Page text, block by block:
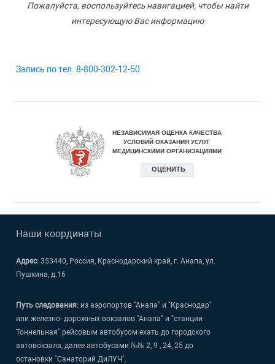
Пожалуйста, воспользуйтесь навигацией, чтобы найти
интересующую Вас информацию
Запись по тел. 8-800-302-12-50
Наши координаты
Адрес:353440, Россия, Краснодарский край, г. Анапа, ул.
Пушкина, д.16
Путь следования: из аэропортов "Анапа" и "Краснодар"
или железно- дорожных вокзалов "Анапа" и "станции
Тоннельная" рейсовым автобусом ехать до городского
автовокзала, далее автобусами №№ 2, 9 , 24, 25 до
остановки "Санаторий ДиЛУЧ".